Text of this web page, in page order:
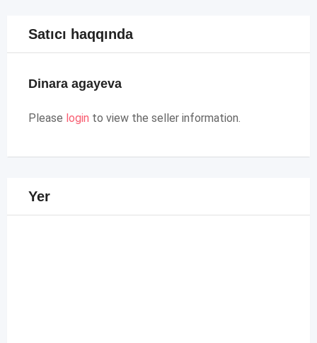
Satıcı haqqında
Dinara agayeva
Please login to view the seller information.
Yer